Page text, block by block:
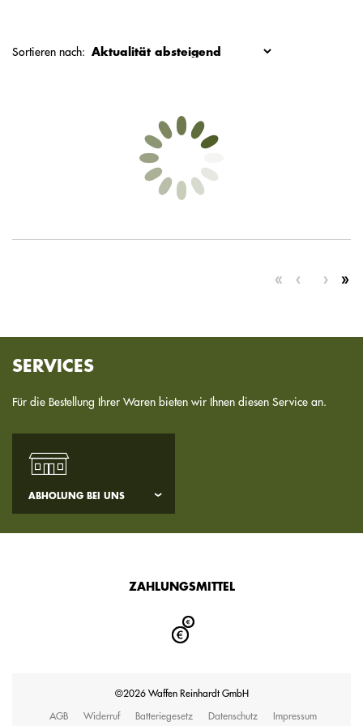
Sortieren nach:
SERVICES
Für die Bestellung Ihrer Waren bieten wir Ihnen diesen Service an.
ABHOLUNG BEI UNS
ZAHLUNGSMITTEL
©2026 Waffen Reinhardt GmbH
AGB
Widerruf Batteriegesetz Datenschutz
Impressum